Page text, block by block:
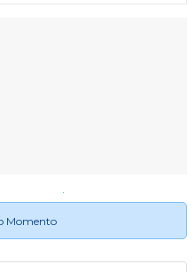
Momento